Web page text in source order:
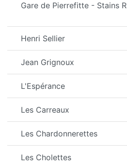
Gare de Pierrefitte - Stains
Henri Sellier
Jean Grignoux
L'Espérance
Les Carreaux
Les Chardonnerettes
Les Cholettes